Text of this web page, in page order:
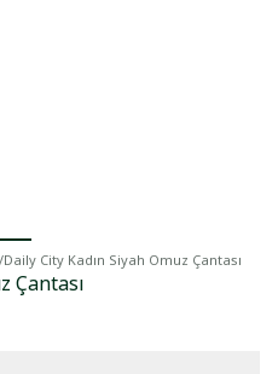
/Daily City Kadın Siyah Omuz Çantası
Çantası